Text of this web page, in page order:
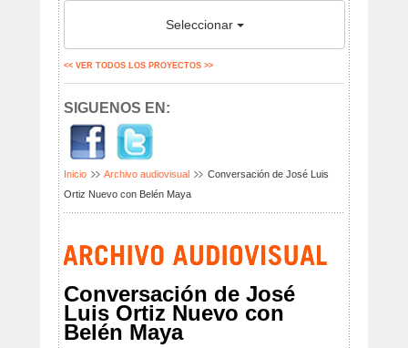
Seleccionar
<< VER TODOS LOS PROYECTOS >>
SIGUENOS EN:
Inicio Archivo audiovisual
Conversación de José Luis
Ortiz Nuevo con Belén Maya
Conversación de José
Luis Ortiz Nuevo con
Belén Maya